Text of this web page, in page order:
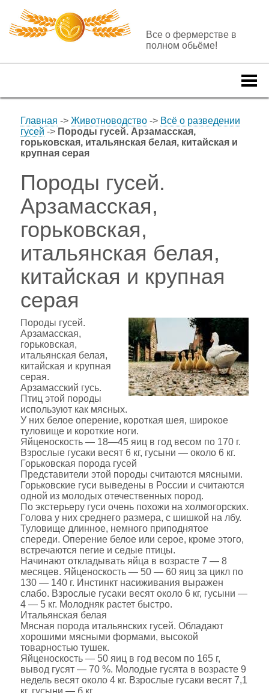
Все о фермерстве в
полном обьёме!
Главная -> Животноводство-> Всё о разведении
гусей -> Породы гусей. Арзамасская,
горьковская, итальянская белая, китайская и
крупная серая
Породы гусей.
Арзамасская,
горьковская,
итальянская белая,
китайская и крупная
серая
Породы гусей.
Арзамасская,
горьковская,
итальянская белая,
китайская и крупная
серая.
Арзамасский гусь.
Птиц этой породы
используют как мясных.
У них белое оперение, короткая шея, широкое
туловище и короткие ноги.
Яйценоскость — 18—45 яиц в год весом по 170 г.
Взрослые гусаки весят 6 кг, гусыни — около 6 кг.
Горьковская порода гусей
Представители этой породы считаются мясными.
Горьковские гуси выведены в России и считаются
одной из молодых отечественных пород.
По экстерьеру гуси очень похожи на холмогорских.
Голова у них среднего размера, с шишкой на лбу.
Туловище длинное, немного приподнятое
спереди. Оперение белое или серое, кроме этого,
встречаются пегие и седые птицы.
Начинают откладывать яйца в возрасте 7 — 8
месяцев. Яйценоскость — 50 — 60 яиц за цикл по
130 — 140 г. Инстинкт насиживания выражен
слабо. Взрослые гусаки весят около 6 кг, гусыни —
4 — 5 кг. Молодняк растет быстро.
Итальянская белая
Мясная порода итальянских гусей. Обладают
хорошими мясными формами, высокой
товарностью тушек.
Яйценоскость — 50 яиц в год весом по 165 г,
вывод гусят — 70 %. Молодые гусята в возрасте 9
недель весят около 4 кг. Взрослые гусаки весят 7,1
кг, гусыни — б кг.